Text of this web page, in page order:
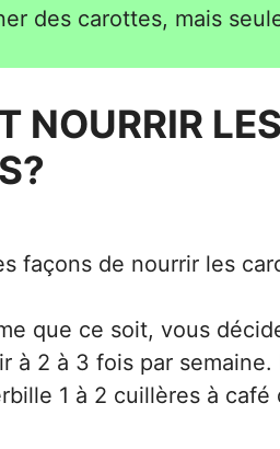
des carottes, mais
NOURRIR
façons de nourrir les
que ce soit, vous
à 2 à 3 fois par
1 à 2 cuillères à café